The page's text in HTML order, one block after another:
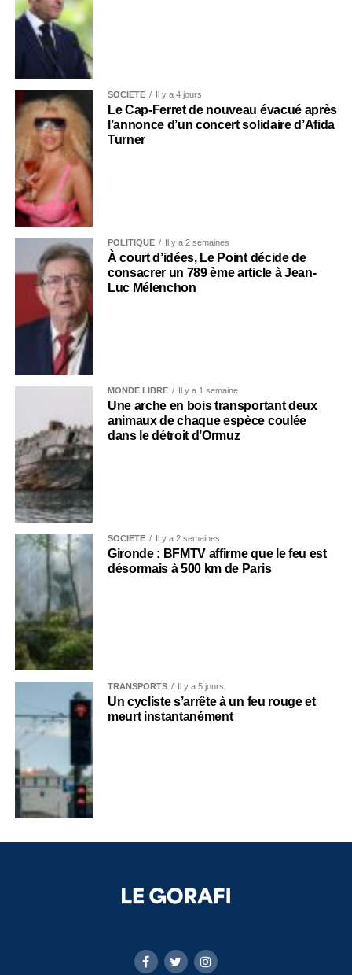
SOCIÉTÉ Il y a 4 jours
Le Cap-Ferret de nouveau évacué après
l’annonce d’un concert solidaire d’Afida
Turner
POLITIQUE Il y a 2 semaines
À court d’idées, Le Point décide de
consacrer un 789 ème article à Jean-
Luc Mélenchon
MONDE LIBRE Il y a 1 semaine
Une arche en bois transportant deux
animaux de chaque espèce coulée
dans le détroit d’Ormuz
SOCIÉTÉ Il y a 2 semaines
Gironde : BFMTV affirme que le feu est
désormais à 500 km de Paris
TRANSPORTS Il y a 5 jours
Un cycliste s’arrête à un feu rouge et
meurt instantanément